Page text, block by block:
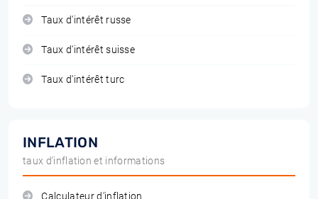
Taux d'intérêt russe
Taux d'intérêt suisse
Taux d'intérêt turc
INFLATION
taux d'inflation et informations
Calculateur d'inflation